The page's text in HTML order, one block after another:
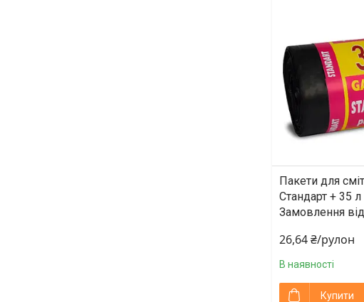
Пакети для
Стандарт + 35
Замовлення
26,64 ₴/рулон
В наявності
Купити